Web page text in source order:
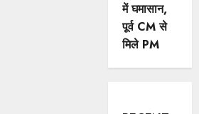
में घमासान,
पूर्व CM से
मिले PM